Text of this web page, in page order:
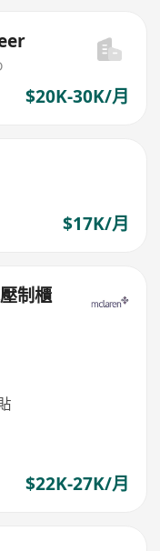
$20K-30K/月
$17K/月
制櫃
$22K-27K/月